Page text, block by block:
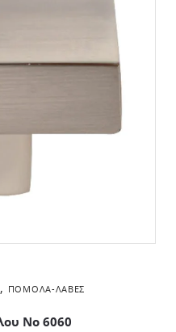
, ΠΌΜΟΛΑ-ΛΑΒΈΣ
No 6060